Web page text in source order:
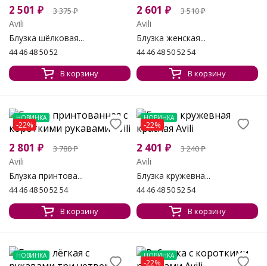
2 501 ₽ 3 375₽
Avili
Блузка шёлковая...
44 46 48 50 52
В корзину
2 601 ₽ 3 510₽
Avili
Блузка женская...
44 46 48 50 52 54
В корзину
НОВИНКА
-22%
2 801 ₽ 3 780₽
Avili
Блузка принтова...
44 46 48 50 52 54
В корзину
НОВИНКА
-22%
2 401 ₽ 3 240₽
Avili
Блузка кружевна...
44 46 48 50 52 54
В корзину
НОВИНКА НОВИНКА
-22%